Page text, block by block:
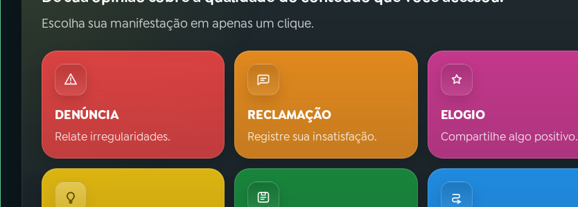
Escolha sua manifestação em apenas um clique.
DENÚNCIA
Relate irregularidades.
RECLAMAÇÃO
Registre sua insatisfação.
ELOGIO
Compartilhe algo positivo.